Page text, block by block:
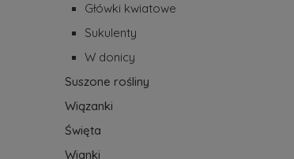
Główki kwiatowe
Sukulenty
W donicy
Suszone rośliny
Wiązanki
Święta
Wianki